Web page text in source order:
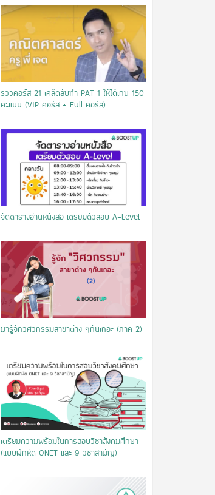
รีวิวคอร์ส 21 เคล็ดลับทำ PAT 1 ให้ได้เกิน 150
คะแนน (VIP คอร์ส + Full คอร์ส)
จัดตารางอ่านหนังสือ เตรียมตัวสอบ A-Level
มารู้จักวิศวกรรมสาขาต่าง ๆกันเถอะ (ภาค 2)
เตรียมความพร้อมในการสอบวิชาสังคมศึกษา
(แบบฝึกหัด ONET และ 9 วิชาสามัญ)